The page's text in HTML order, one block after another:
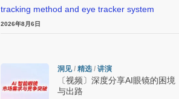
tracking method and eye tracker system
2026年8月6日
洞见/ 精选 / 讲演
〔视频〕深度分享AI眼镜的困境
与出路